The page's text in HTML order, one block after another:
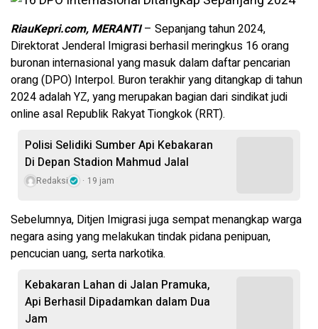
RiauKepri.com, MERANTI– Sepanjang tahun 2024,
Direktorat Jenderal Imigrasi berhasil meringkus 16 orang
buronan internasional yang masuk dalam daftar pencarian
orang (DPO) Interpol. Buron terakhir yang ditangkap di tahun
2024 adalah YZ, yang merupakan bagian dari sindikat judi
online asal Republik Rakyat Tiongkok (RRT).
Polisi Selidiki Sumber Api Kebakaran
Di Depan Stadion Mahmud Jalal
Redaksi 19 jam
Sebelumnya, Ditjen Imigrasi juga sempat menangkap warga
negara asing yang melakukan tindak pidana penipuan,
pencucian uang, serta narkotika.
Kebakaran Lahan di Jalan Pramuka,
Api Berhasil Dipadamkan dalam Dua
Jam